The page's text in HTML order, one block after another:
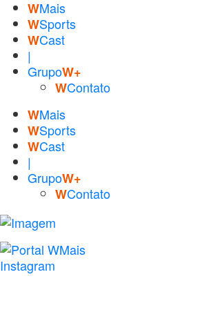
WMais
WSports
WCast
|
GrupoW+
WContato
WMais
WSports
WCast
|
GrupoW+
WContato
Instagram